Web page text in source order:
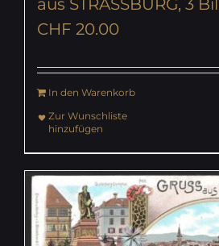
aus STRASSBURG, 3
CHF 20.00
In den Warenkorb
Zur Wunschliste
hinzufügen